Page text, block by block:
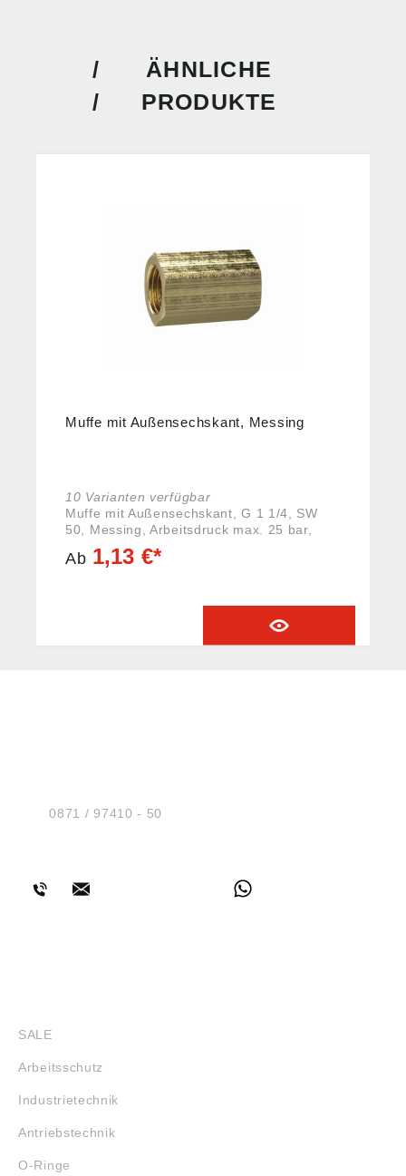
ÄHNLICHE
PRODUKTE
Muffe mit Außensechskant, Messing
10 Varianten verfügbar
Muffe mit Außensechskant, G 1 1/4, SW
50, Messing, Arbeitsdruck max. 25 bar,
Betriebstemp. max. 150 °C, L1 = 45 mm.
Angaben gemäß
27, 72574 Bad Urach, Deutschland, E-Mail:
Ab 1,13 €*
Tel.:0871 / 97410 - 50
SALE
Arbeitsschutz
Industrietechnik
Antriebstechnik
O-Ringe